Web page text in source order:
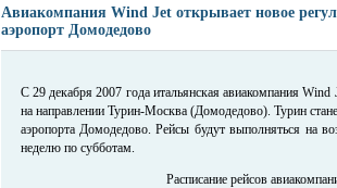
Авиакомпания Wind Jet открывает новое
аэропорт Домодедово
С 29 декабря 2007 года итальянская авиакомпания
на направлении Турин-Москва (Домодедово). Турин
аэропорта Домодедово. Рейсы будут выполняться на
неделю по субботам.
Расписание рейсов